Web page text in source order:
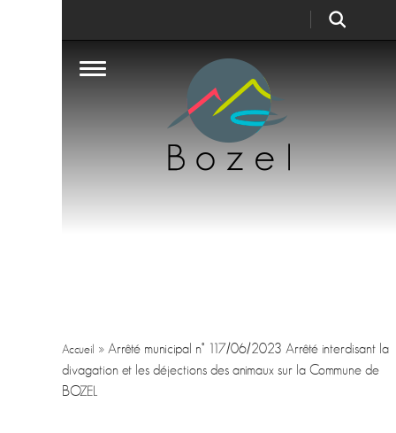
Accueil » Arrêté municipal n° 117/06/2023 Arrêté interdisant la
divagation et les déjections des animaux sur la Commune de
BOZEL